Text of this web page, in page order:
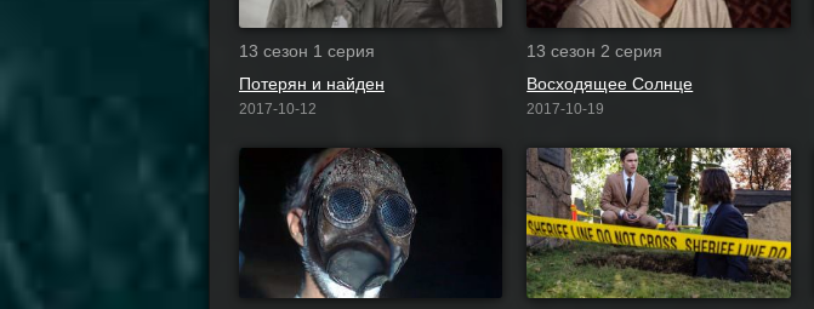
13 сезон 1 серия
Потерян и найден
2017-10-12
13 сезон 2 серия
Восходящее Солнце
2017-10-19